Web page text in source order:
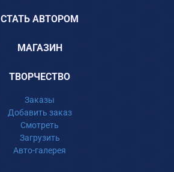
СТАТЬ АВТОРОМ
МАГАЗИН
ТВОРЧЕСТВО
Заказы
Добавить заказ
Смотреть
Загрузить
Авто-галерея